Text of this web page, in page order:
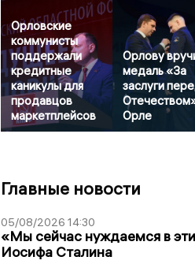
Орловские
коммунисты
поддержали
кредитные
каникулы для
продавцов
маркетплейсов
Орлову
медаль «За
заслуги
Орле
Главные новости
05/08/2026 14:30
«Мы сейчас нуждаемся в
Иосифа Сталина